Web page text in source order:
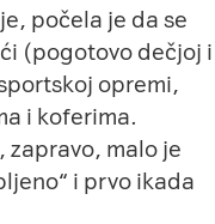
počela je da se
(pogotovo dečjoj i
opremi,
i koferima.
zapravo, malo je
i prvo ikada